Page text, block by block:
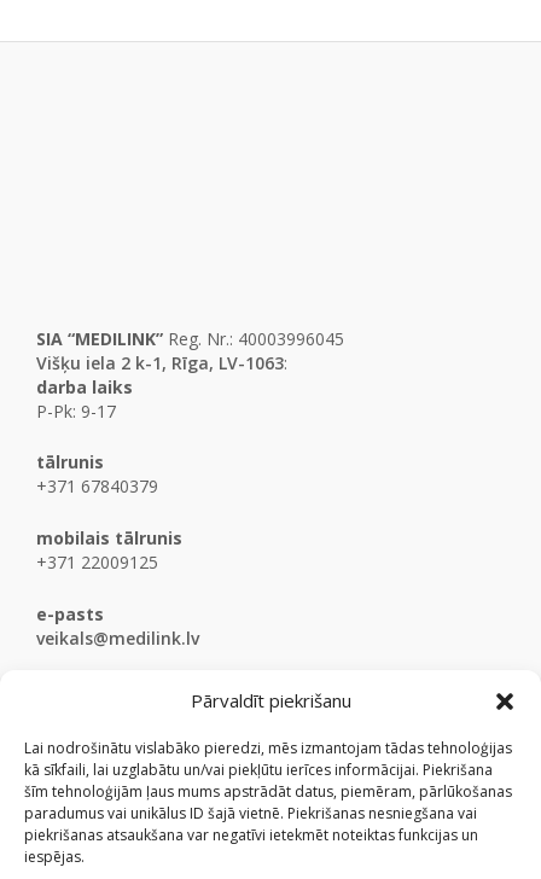
Pārvaldīt piekrišanu
Lai nodrošinātu vislabāko pieredzi, mēs izmantojam tādas tehnoloģijas
kā sīkfaili, lai uzglabātu un/vai piekļūtu ierīces informācijai. Piekrišana
šīm tehnoloģijām ļaus mums apstrādāt datus, piemēram, pārlūkošanas
paradumus vai unikālus ID šajā vietnē. Piekrišanas nesniegšana vai
piekrišanas atsaukšana var negatīvi ietekmēt noteiktas funkcijas un
iespējas.
SIA “MEDILINK” Reg. Nr.: 40003996045
Višķu iela 2 k-1, Rīga, LV-1063:
darba laiks
P-Pk: 9-17
tālrunis
+371 67840379
mobilais tālrunis
+371 22009125
e-pasts
veikals@medilink.lv